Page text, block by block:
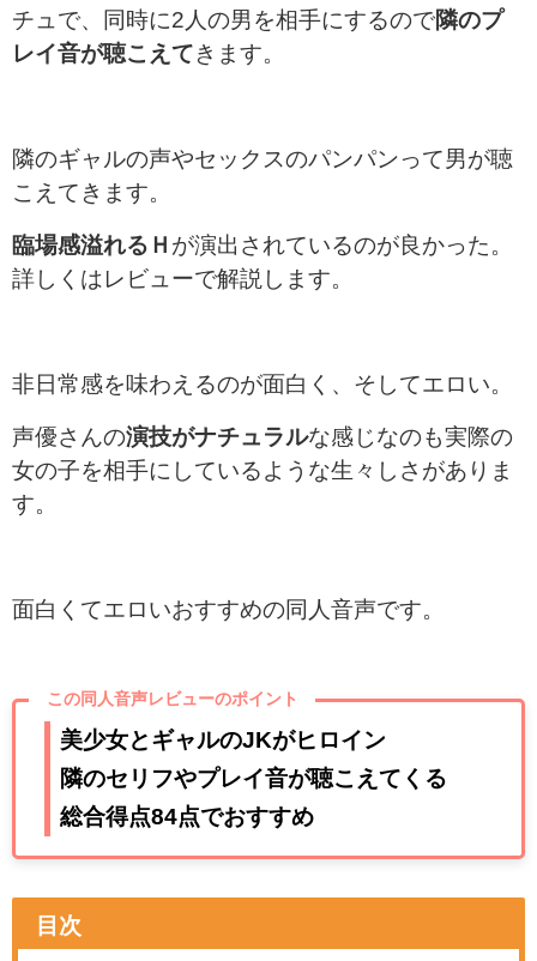
チュで、同時に2人の男を相手にするので隣のプ
レイ音が聴こえて きます。
隣のギャルの声やセックスのパンパンって男が聴
こえてきます。
臨場感溢れるＨ が演出されているのが良かった。
詳しくはレビューで解説します。
非日常感を味わえるのが面白く、そしてエロい。
声優さんの演技がナチュラルな感じなのも実際の
女の子を相手にしているような生々しさがありま
す。
面白くてエロいおすすめの同人音声です。
この同人音声レビューのポイント
美少女とギャルのJKがヒロイン
隣のセリフやプレイ音が聴こえてくる
総合得点84点でおすすめ
目次